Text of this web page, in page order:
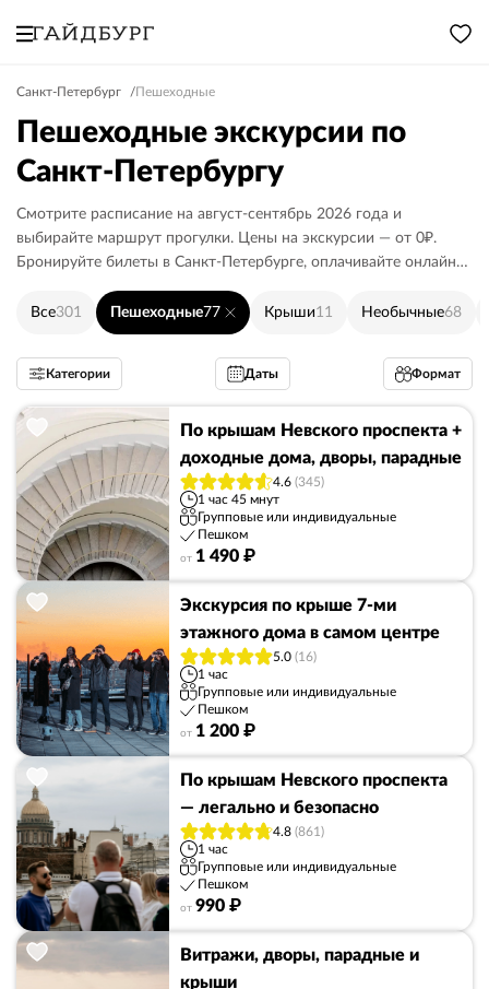
Санкт-Петербург Пешеходные
Пешеходные экскурсии по
Санкт-Петербургу
Смотрите расписание на август-сентябрь 2026 года и
выбирайте маршрут прогулки. Цены на экскурсии — от 0₽.
Бронируйте билеты в Санкт-Петербурге, оплачивайте онлайн
Все301 Пешеходные77 Крыши11 Необычные68
Категории Даты Формат
По крышам Невского проспекта +
доходные дома, дворы, парадные
4.6 (345)
1 час 45 мнут
Групповые или индивидуальные
Пешком
от 1 490 ₽
Экскурсия по крыше 7-ми
этажного дома в самом центре
5.0 (16)
1 час
Групповые или индивидуальные
Пешком
от 1 200 ₽
По крышам Невского проспекта
— легально и безопасно
4.8 (861)
1 час
Групповые или индивидуальные
Пешком
от 990 ₽
Витражи, дворы, парадные и
крыши